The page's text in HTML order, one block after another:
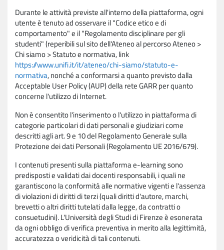
Durante le attività previste all'interno della piattaforma, ogni
utente è tenuto ad osservare il "Codice etico e di
comportamento" e il "Regolamento disciplinare per gli
studenti" (reperibili sul sito dell'Ateneo al percorso Ateneo >
Chi siamo > Statuto e normativa, link
https://www.unifi.it/it/ateneo/chi-siamo/statuto-e-
normativa, nonché a conformarsi a quanto previsto dalla
Acceptable User Policy (AUP) della rete GARR per quanto
concerne l'utilizzo di Internet.
Non è consentito l'inserimento o l'utilizzo in piattaforma di
categorie particolari di dati personali e giudiziari come
descritti agli art. 9 e 10 del Regolamento Generale sulla
Protezione dei dati Personali (Regolamento UE 2016/679).
I contenuti presenti sulla piattaforma e-learning sono
predisposti e validati dai docenti responsabili, i quali ne
garantiscono la conformità alle normative vigenti e l'assenza
di violazioni di diritti di terzi (quali diritti d'autore, marchi,
brevetti o altri diritti tutelati dalla legge, da contratti o
consuetudini). L'Università degli Studi di Firenze è esonerata
da ogni obbligo di verifica preventiva in merito alla legittimità,
accuratezza o veridicità di tali contenuti.